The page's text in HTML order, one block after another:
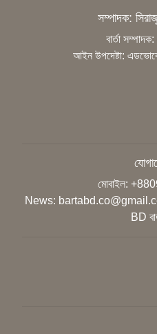
তদন্ত
জুলাইয়ের
কমিশন
সম্পাদক:
বার্তা
আইন উপদেষ্টা:
মোবাইল:
News:
BD